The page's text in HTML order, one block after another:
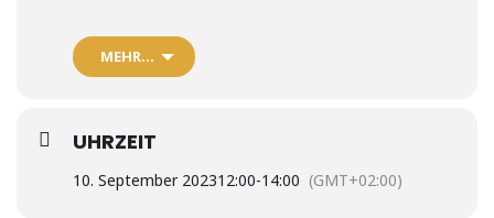
Am letzten Tag der IAA wird gemeinsam ab BMW, an der
Motorworld durch München zum Karolinenplatz geradelt!
Bitte gerne weitersagen.
gesucht, gerne melden unter: info@bn-muenchen.de
MEHR…
UHRZEIT
10. September 202312:00-14:00 (GMT+02:00)